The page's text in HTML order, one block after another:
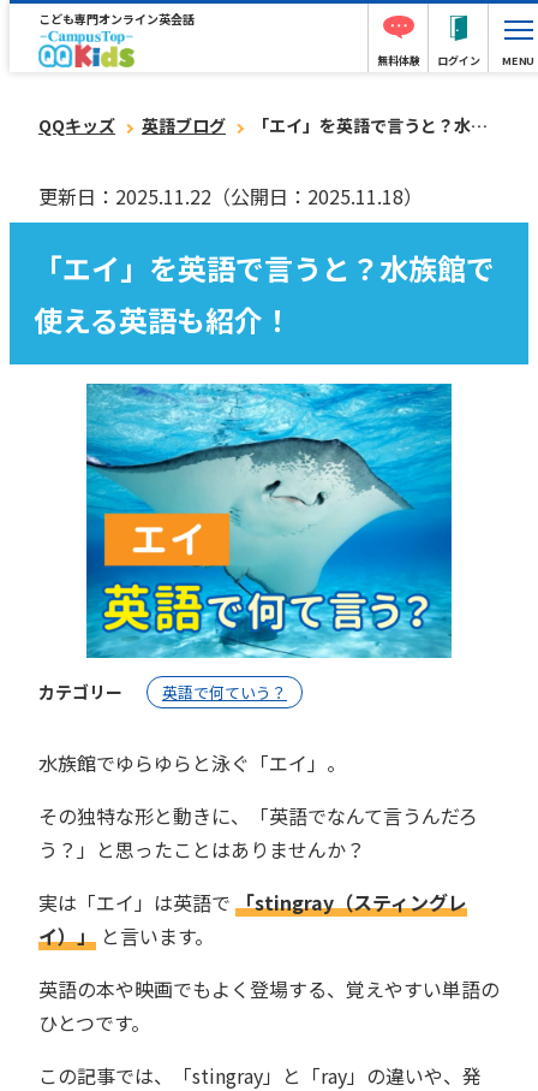
こども専門オンライン英会話
無料体験 ログイン MENU
QQキッズ 英語ブログ 「エイ」を英語で言うと？水族館で使える英語も紹介！
更新日：2025.11.22 （公開日：2025.11.18）
「エイ」を英語で言うと？水族館で
使える英語も紹介！
カテゴリー 英語で何ていう？
水族館でゆらゆらと泳ぐ「エイ」。
その独特な形と動きに、「英語でなんて言うんだろ
う？」と思ったことはありませんか？
実は「エイ」は英語で 「stingray（スティングレ
イ）」 と言います。
英語の本や映画でもよく登場する、覚えやすい単語の
ひとつです。
この記事では、「stingray」と「ray」の違いや、発